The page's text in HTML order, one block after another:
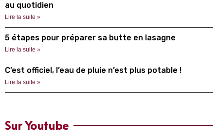
au quotidien
Lire la suite »
5 étapes pour préparer sa butte en lasagne
Lire la suite »
C’est officiel, l’eau de pluie n’est plus potable !
Lire la suite »
Sur Youtube